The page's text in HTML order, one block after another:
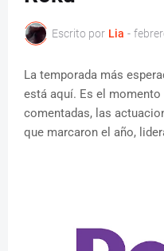
Escrito por Lia -
La temporada más
está aquí. Es el
comentadas, las
que marcaron el año,